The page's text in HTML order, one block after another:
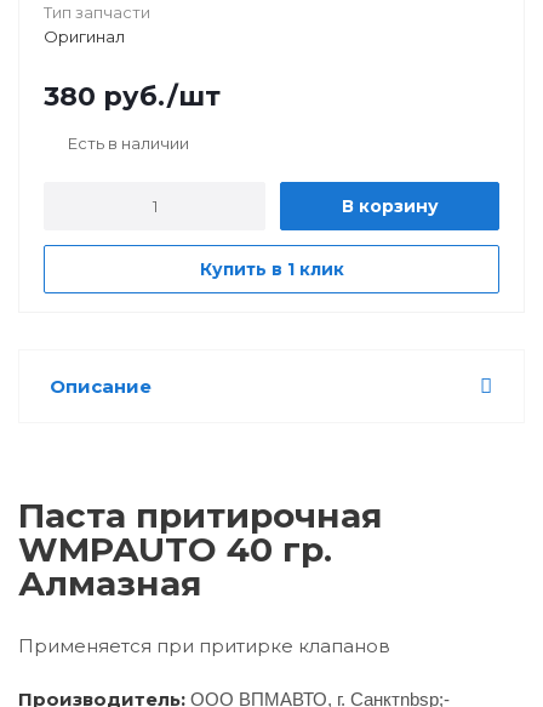
Тип запчасти
Оригинал
380 руб./шт
Есть в наличии
В корзину
Купить в 1 клик
Описание
Паста притирочная
WMPAUTO 40 гр.
Алмазная
Применяется при притирке клапанов
Производитель: ООО ВПМАВТО, г. Санктnbsp;-